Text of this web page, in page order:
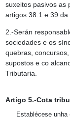
suxeitos pasivos as
artigos 38.1 e 39
2.-Serán
sociedades e os
quebras,
supostos e co
Tributaria.
Artigo 5.-Cota
Establécese